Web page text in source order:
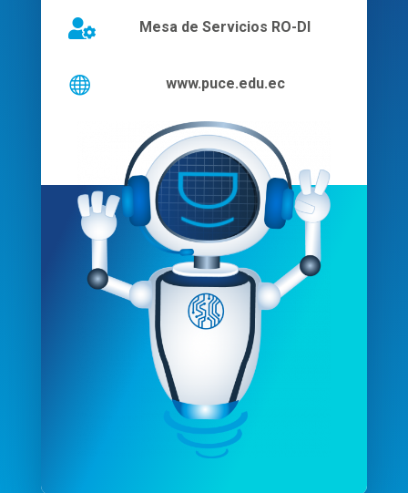
 Mesa de Servicios RO-DI
 www.puce.edu.ec